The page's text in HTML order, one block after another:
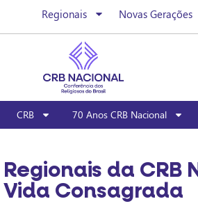
Regionais Novas Gerações
CRB 70 Anos CRB Nacional
Regionais da
Vida Consagrada